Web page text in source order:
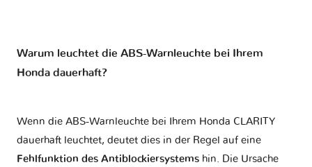
Warum leuchtet die ABS-Warnleuchte bei Ihrem
Honda dauerhaft?
Wenn die ABS-Warnleuchte bei Ihrem Honda CLARITY
dauerhaft leuchtet, deutet dies in der Regel auf eine
Fehlfunktion des Antiblockiersystems hin. Die Ursache